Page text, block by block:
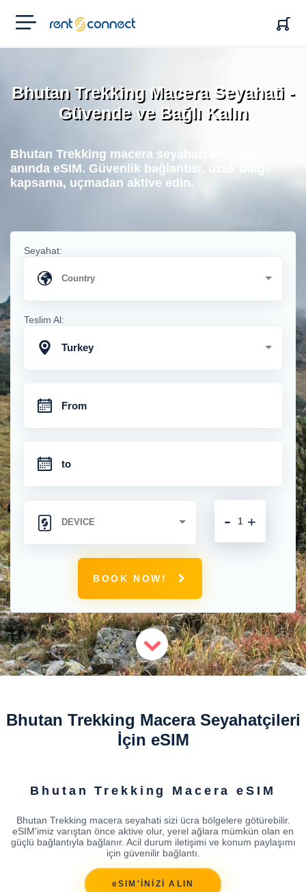
RENT'N
CONNECT
Bhutan Trekking Macera Seyahati -
Güvende ve Bağlı Kalın
Bhutan Trekking macera seyahatçileri için
anında eSIM. Güvenlik bağlantısı, uzak bölge
kapsama, uçmadan aktive edin.
Seyahat:
Teslim Al:
Turkey
+
-
BOOK NOW!
Bhutan Trekking Macera Seyahatçileri
İçin eSIM
Bhutan Trekking Macera eSIM
Bhutan Trekking macera seyahati sizi ücra bölgelere götürebilir.
eSIM'imiz varıştan önce aktive olur, yerel ağlara mümkün olan en
güçlü bağlantıyla bağlanır. Acil durum iletişimi ve konum paylaşımı
için güvenilir bağlantı.
eSIM'İNİZİ ALIN